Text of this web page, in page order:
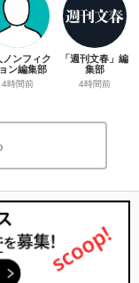
ノンフィク
ン編集部
4時間前
「週刊文春」編
集部
4時間前